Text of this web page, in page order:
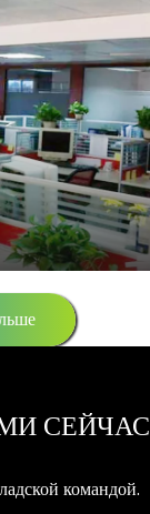
СЕЙЧАС
командой.